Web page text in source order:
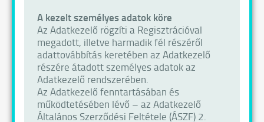
A kezelt személyes adatok köre
Az Adatkezelő rögzíti a Regisztrációval
megadott, illetve harmadik fél részéről
adattovábbítás keretében az Adatkezelő
részére átadott személyes adatok az
Adatkezelő rendszerében.
Az Adatkezelő fenntartásában és
működtetésében lévő – az Adatkezelő
Általános Szerződési Feltétele (ÁSZF) 2.